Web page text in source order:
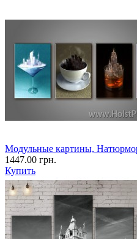
Модульные картины,
1447.00 грн.
Купить